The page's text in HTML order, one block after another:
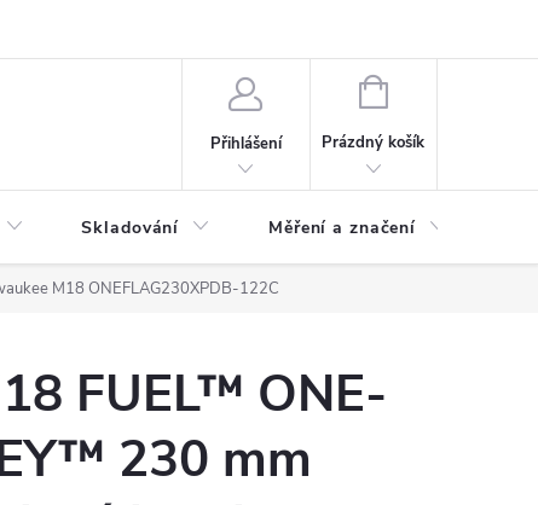
Přihlášení
NÁKUPNÍ
Prázdný košík
Skladování Měření a značení
M18 ONEFLAG230XPDB-122C
FUEL™ ONE-
230 mm